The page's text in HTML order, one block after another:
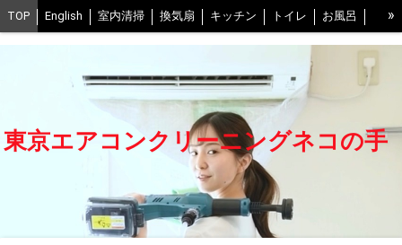
TOP English 室内清掃 換気扇 キッチン トイレ お風呂
お風呂の換気扇 ベランダ 床 室外機 口コミ 割引など情報
抗菌コート0円 スタッフ紹介 交通費について
不調時の解決ヒント 中野区
江戸川区 葛飾区 江東区 練馬区 豊島区 武蔵野市、三鷹市
千葉県西部 会社概要
ネコの手グループ一覧 プライバシーポリシー
»
東京エアコンクリーニングネコの手